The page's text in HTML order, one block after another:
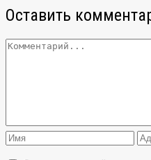
Оставить